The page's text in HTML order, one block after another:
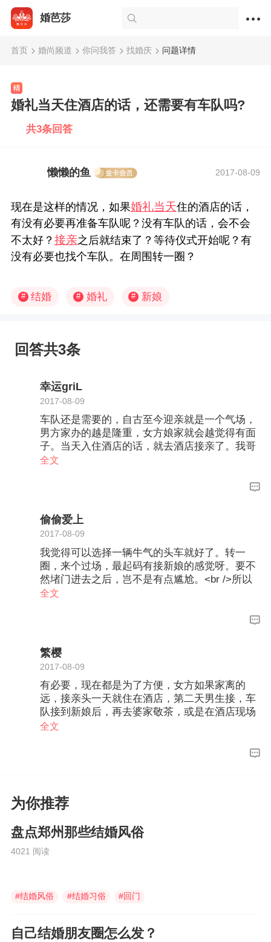
婚芭莎
首页 婚尚频道 你问我答 找婚庆 问题详情
婚礼当天住酒店的话，还需要有车队吗?
共3条回答
懒懒的鱼 2017-08-09
现在是这样的情况，如果婚礼当天住的酒店的话，
有没有必要再准备车队呢？没有车队的话，会不会
不太好？ 接亲之后就结束了？等待仪式开始呢？有
没有必要也找个车队。在周围转一圈？
# 结婚 # 婚礼 # 新娘
回答共3条
幸运griL
2017-08-09
车队还是需要的，自古至今迎亲就是一个气场，
男方家办的越是隆重，女方娘家就会越觉得有面
子。当天入住酒店的话，就去酒店接亲了。我哥
哥结婚时，由于嫂子家特别远，就是去在酒店接
全文
偷偷爱上
2017-08-09
我觉得可以选择一辆牛气的头车就好了。转一
圈，来个过场，最起码有接新娘的感觉呀。要不
然堵门进去之后，岂不是有点尴尬。<br />所以
婚车还是要有的，一辆就行。和平时流程一样，
全文
繁樱
2017-08-09
有必要，现在都是为了方便，女方如果家离的
远，接亲头一天就住在酒店，第二天男生接，车
队接到新娘后，再去婆家敬茶，或是在酒店现场
就可以敬茶，然后随车队去饭店举行仪式
全文
为你推荐
盘点郑州那些结婚风俗
4021 阅读
#结婚风俗 #结婚习俗 #回门
自己结婚朋友圈怎么发？